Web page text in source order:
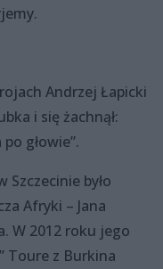
Andrzej Łapicki
i się żachnął:
głowie”.
Szczecinie było
Afryki – Jana
W 2012 roku jego
Toure z Burkina